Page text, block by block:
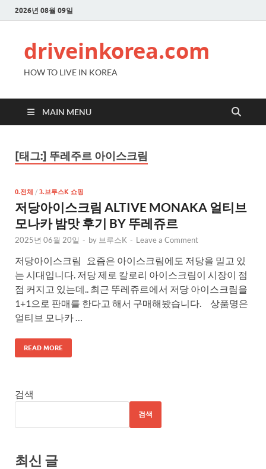
2026년 08월 09일
driveinkorea.com
HOW TO LIVE IN KOREA
MAIN MENU
[태그:] 뚜레주르 아이스크림
0.전체 / 3.브루스K 쇼핑
저당아이스크림 ALTIVE MONAKA 얼티브
모나카 밤맛 후기 BY 뚜레쥬르
2025년 06월 20일 - by 브루스K - Leave a Comment
저당아이스크림 요즘은 아이스크림에도 저당을 밀고 있
는 시대입니다. 저당 제로 칼로리 아이스크림이 시장이 점
점 커지고 있는데.. 최근 뚜레쥬르에서 저당 아이스크림을
1+1으로 판매를 한다고 해서 구매해봤습니다. 상품명은
얼티브 모나카 …
READ MORE
검색
검색
최신 글